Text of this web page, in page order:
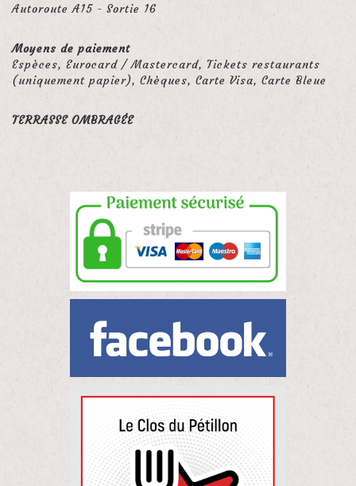
Autoroute A15 - Sortie 16
Moyens de paiement
Espèces, Eurocard / Mastercard, Tickets restaurants
(uniquement papier), Chèques, Carte Visa, Carte Bleue
TERRASSE OMBRAGÉE